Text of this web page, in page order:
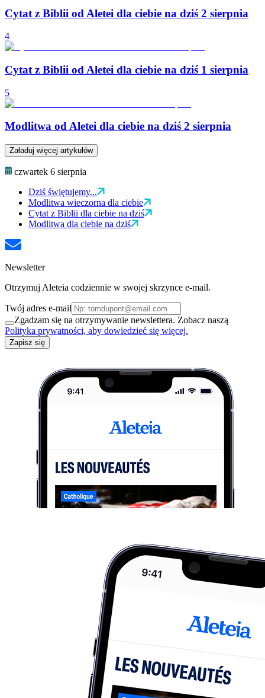
Cytat z Biblii od Aletei dla ciebie na dziś 2 sierpnia
4
Cytat z Biblii od Aletei dla ciebie na dziś 1 sierpnia
5
Modlitwa od Aletei dla ciebie na dziś 2 sierpnia
Załaduj więcej artykułów
czwartek 6 sierpnia
Dziś świętujemy...
Modlitwa wieczorna dla ciebie
Cytat z Biblii dla ciebie na dziś
Modlitwa dla ciebie na dziś
Newsletter
Otrzymuj Aleteia codziennie w swojej skrzynce e-mail.
Twój adres e-mail
Zgadzam się na otrzymywanie newslettera. Zobacz naszą
Polityka prywatności, aby dowiedzieć się więcej.
Zapisz się